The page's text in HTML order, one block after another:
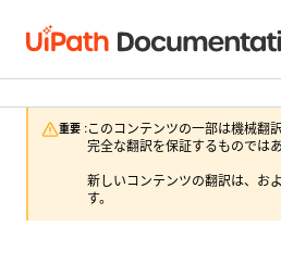
重要 :このコンテンツの一部は機械翻
完全な翻訳を保証するものでは
新しいコンテンツの翻訳は、お
す。